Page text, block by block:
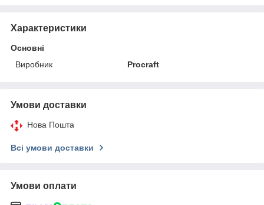
Характеристики
Основні
Виробник
Procraft
Умови доставки
Нова Пошта
Всі умови доставки
Умови оплати